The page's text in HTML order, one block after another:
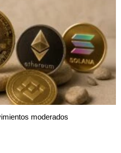
moderados